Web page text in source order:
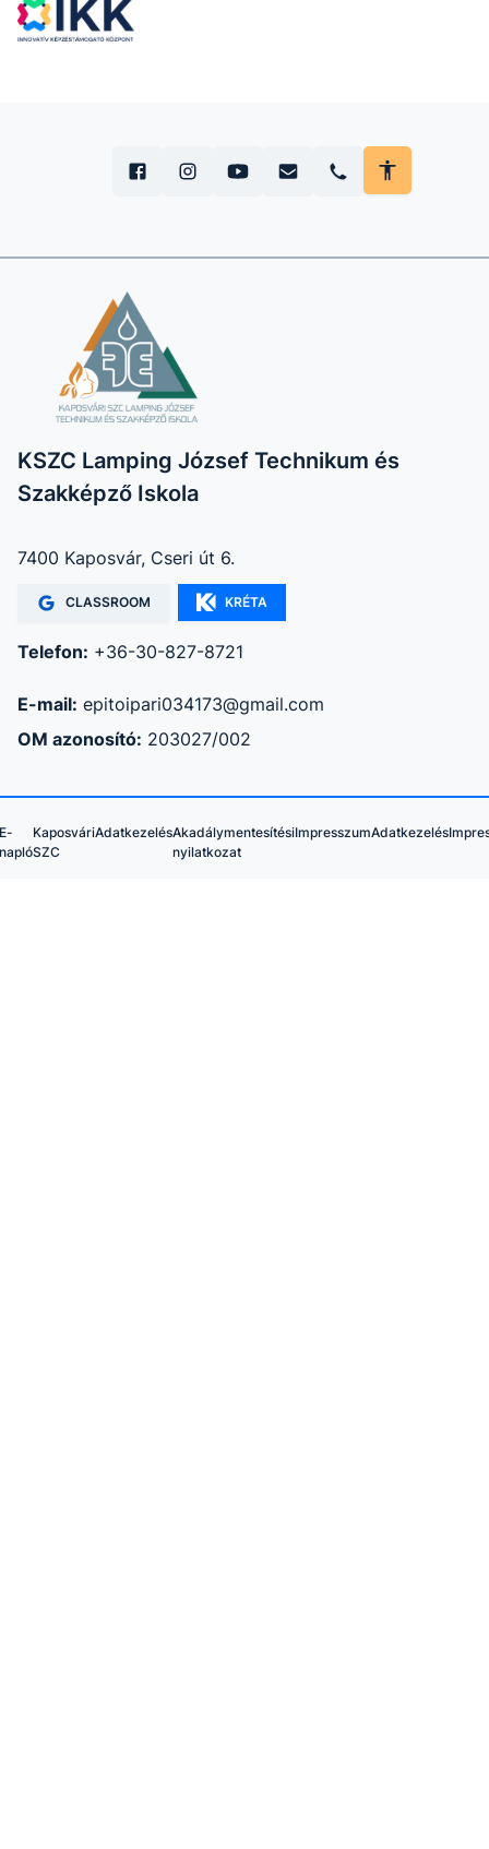
KSZC Lamping József Technikum és
Szakképző Iskola
7400 Kaposvár, Cseri út 6.
CLASSROOM KRÉTA
Telefon: +36-30-827-8721
E-mail: epitoipari034173@gmail.com
OM azonosító: 203027/002
E-
napló
Kaposvári
SZC
AdatkezelésAkadálymentesítési
nyilatkozat
ImpresszumAdatkezelés